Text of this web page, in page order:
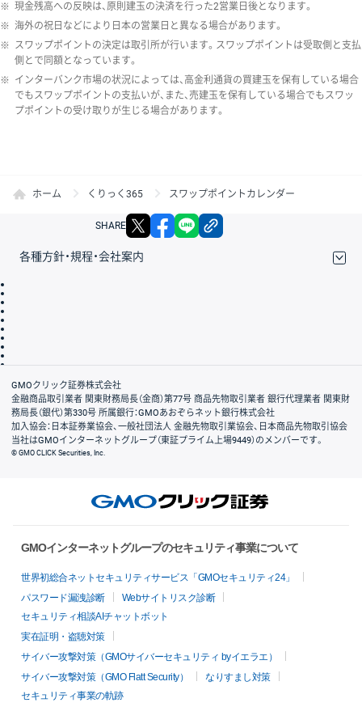
※ 現金残高への反映は、原則建玉の決済を行った2営業日後となります。
※ 海外の祝日などにより日本の営業日と異なる場合があります。
※ スワップポイントの決定は取引所が行います。スワップポイントは受取側と支払
側とで同額となっています。
※ インターバンク市場の状況によっては、高金利通貨の買建玉を保有している場合
でもスワップポイントの支払いが、また、売建玉を保有している場合でもスワッ
プポイントの受け取りが生じる場合があります。
ホーム くりっく365 スワップポイントカレンダー
SHARE X facebook
各種方針・規程・会社案内
会社案内
GMOクリック証券株式会社
金融商品取引業者 関東財務局長（金商）第77号 商品先物取引業者 銀行代理業者 関東財
務局長（銀代）第330号 所属銀行：GMOあおぞらネット銀行株式会社
加入協会：日本証券業協会、一般社団法人 金融先物取引業協会、日本商品先物取引協会
当社はGMOインターネットグループ（東証プライム上場9449）のメンバーです。
© GMO CLICK Securities, Inc.
GMOインターネットグループのセキュリティ事業について
世界初総合ネットセキュリティサービス「GMOセキュリティ24」
パスワード漏洩診断
Webサイトリスク診断
セキュリティ相談AIチャットボット
実在証明・盗聴対策
サイバー攻撃対策（GMOサイバーセキュリティ byイエラエ）
サイバー攻撃対策（GMO Flatt Security）
なりすまし対策
セキュリティ事業の軌跡